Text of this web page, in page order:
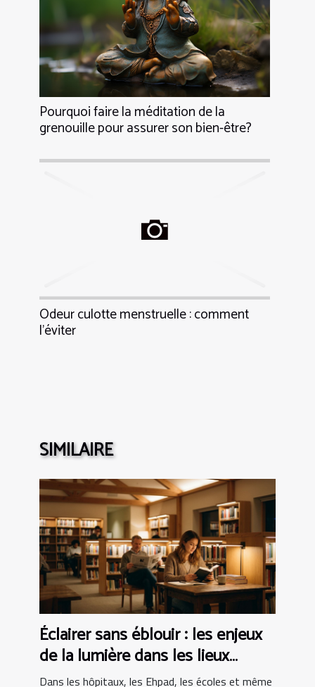
Pourquoi faire la méditation de la
grenouille pour assurer son bien-être?
Odeur culotte menstruelle : comment
l’éviter
SIMILAIRE
Éclairer sans éblouir : les enjeux
de la lumière dans les lieux
sensibles
Dans les hôpitaux, les Ehpad, les écoles et même